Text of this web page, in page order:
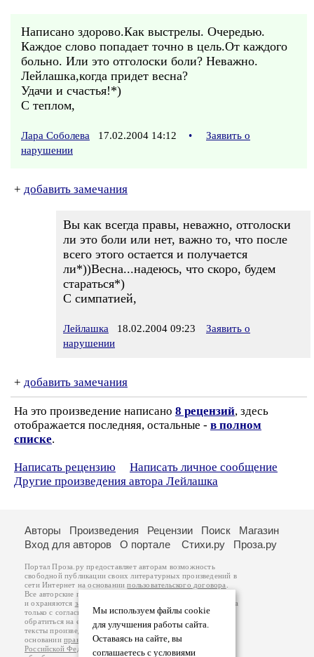
Написано здорово.Как выстрелы. Очередью.
Каждое слово попадает точно в цель.От каждого
больно. Или это отголоски боли? Неважно.
Лейлашка,когда придет весна?
Удачи и счастья!*)
С теплом,
Лара Соболева 17.02.2004 14:12 •
Заявить о
нарушении
+ добавить замечания
Вы как всегда правы, неважно, отголоски
ли это боли или нет, важно то, что после
всего этого остается и получается
ли*))Весна...надеюсь, что скоро, будем
стараться*)
С симпатией,
Лейлашка 18.02.2004 09:23
Заявить о
нарушении
+ добавить замечания
На это произведение написано 8 рецензий, здесь
отображается последняя, остальные - в полном
списке.
Написать рецензию
Написать личное сообщение
Другие произведения автора Лейлашка
Мы используем файлы cookie
для улучшения работы сайта.
Оставаясь на сайте, вы
соглашаетесь с условиями
Авторы Произведения Рецензии Поиск
Магазин
Вход для авторов
О портале Стихи.ру Проза.ру
Портал Проза.ру предоставляет авторам возможность
свободной публикации своих литературных произведений в
сети Интернет на основаниипользовательского договора
Все авторские права на произведения принадлежат авторам
и охраняются законом
. Перепечатка произведений возможна
только с согласия его автора, к которому вы можете
обратиться на его авторской странице. Ответственность за
тексты произведений авторы несут самостоятельно на
основанииправил публикацииизаконодательства
Российской Федерации